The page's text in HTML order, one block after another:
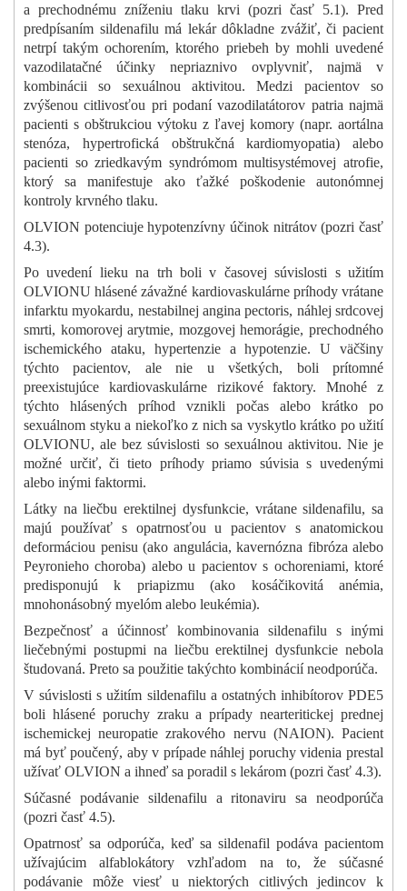
a prechodnému zníženiu tlaku krvi (pozri časť 5.1). Pred
predpísaním sildenafilu má lekár dôkladne zvážiť, či pacient
netrpí takým ochorením, ktorého priebeh by mohli uvedené
vazodilatačné účinky nepriaznivo ovplyvniť, najmä v
kombinácii so sexuálnou aktivitou. Medzi pacientov so
zvýšenou citlivosťou pri podaní vazodilatátorov patria najmä
pacienti s obštrukciou výtoku z ľavej komory (napr. aortálna
stenóza, hypertrofická obštrukčná kardiomyopatia) alebo
pacienti so zriedkavým syndrómom multisystémovej atrofie,
ktorý sa manifestuje ako ťažké poškodenie autonómnej
kontroly krvného tlaku.
OLVION potenciuje hypotenzívny účinok nitrátov (pozri časť
4.3).
Po uvedení lieku na trh boli v časovej súvislosti s užitím
OLVIONU hlásené závažné kardiovaskulárne príhody vrátane
infarktu myokardu, nestabilnej angina pectoris, náhlej srdcovej
smrti, komorovej arytmie, mozgovej hemorágie, prechodného
ischemického ataku, hypertenzie a hypotenzie. U väčšiny
týchto pacientov, ale nie u všetkých, boli prítomné
preexistujúce kardiovaskulárne rizikové faktory. Mnohé z
týchto hlásených príhod vznikli počas alebo krátko po
sexuálnom styku a niekoľko z nich sa vyskytlo krátko po užití
OLVIONU, ale bez súvislosti so sexuálnou aktivitou. Nie je
možné určiť, či tieto príhody priamo súvisia s uvedenými
alebo inými faktormi.
Látky na liečbu erektilnej dysfunkcie, vrátane sildenafilu, sa
majú používať s opatrnosťou u pacientov s anatomickou
deformáciou penisu (ako angulácia, kavernózna fibróza alebo
Peyronieho choroba) alebo u pacientov s ochoreniami, ktoré
predisponujú k priapizmu (ako kosáčikovitá anémia,
mnohonásobný myelóm alebo leukémia).
Bezpečnosť a účinnosť kombinovania sildenafilu s inými
liečebnými postupmi na liečbu erektilnej dysfunkcie nebola
študovaná. Preto sa použitie takýchto kombinácií neodporúča.
V súvislosti s užitím sildenafilu a ostatných inhibítorov PDE5
boli hlásené poruchy zraku a prípady nearteritickej prednej
ischemickej neuropatie zrakového nervu (NAION). Pacient
má byť poučený, aby v prípade náhlej poruchy videnia prestal
užívať OLVION a ihneď sa poradil s lekárom (pozri časť 4.3).
Súčasné podávanie sildenafilu a ritonaviru sa neodporúča
(pozri časť 4.5).
Opatrnosť sa odporúča, keď sa sildenafil podáva pacientom
užívajúcim alfablokátory vzhľadom na to, že súčasné
podávanie môže viesť u niektorých citlivých jedincov k